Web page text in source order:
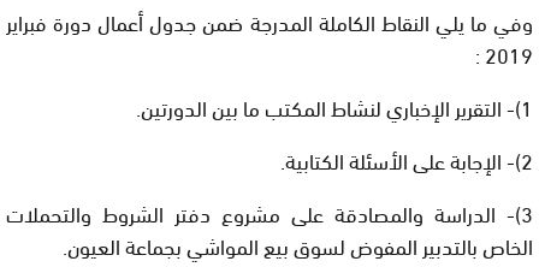
وفي ما يلي النقاط الكاملة المدرجة ضمن جدول أعمال دورة فبراير
2019 :
1)- التقرير الإخباري لنشاط المكتب ما بين الدورتين.
2)- الإجابة على الأسئلة الكتابية.
3)- الدراسة والمصادقة على مشروع دفتر الشروط والتحملات
الخاص بالتدبير المفوض لسوق بيع المواشي بجماعة العيون.